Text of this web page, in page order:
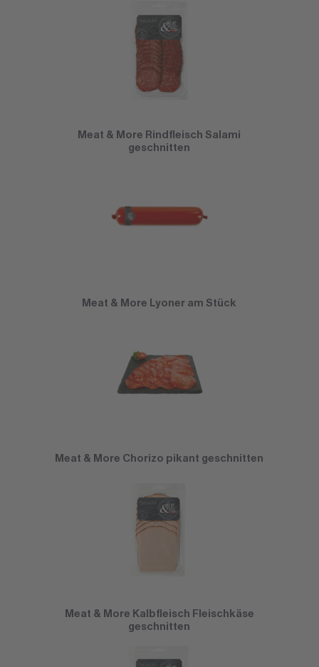
Meat & More Rindfleisch Salami
geschnitten
Meat & More Lyoner am Stück
Meat & More Chorizo pikant geschnitten
Meat & More Kalbfleisch Fleischkäse
geschnitten